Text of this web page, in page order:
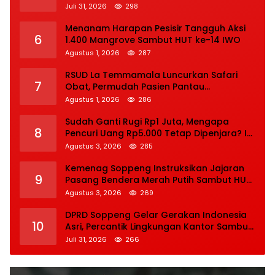
Juli 31, 2026 298
6
Menanam Harapan Pesisir Tangguh Aksi
1.400 Mangrove Sambut HUT ke-14 IWO
Agustus 1, 2026 287
7
RSUD La Temmamala Luncurkan Safari
Obat, Permudah Pasien Pantau
Penyelesaian Resep Secara Real Time
Agustus 1, 2026 286
8
Sudah Ganti Rugi Rp1 Juta, Mengapa
Pencuri Uang Rp5.000 Tetap Dipenjara? Ini
Pertimbangan Hakim
Agustus 3, 2026 285
9
Kemenag Soppeng Instruksikan Jajaran
Pasang Bendera Merah Putih Sambut HUT
Ke-81 RI
Agustus 3, 2026 269
10
DPRD Soppeng Gelar Gerakan Indonesia
Asri, Percantik Lingkungan Kantor Sambut
HUT Ke-81 RI
Juli 31, 2026 266